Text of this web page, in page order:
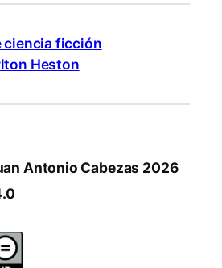
ciencia ficción
Heston
Antonio Cabezas 2026